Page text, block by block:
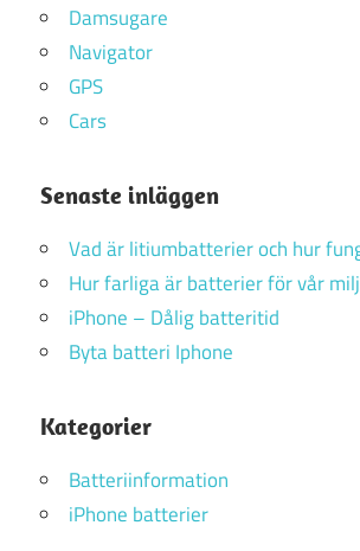
Damsugare
Navigator
GPS
Cars
Senaste inläggen
Vad är litiumbatterier och hur
Hur farliga är batterier för vår
iPhone – Dålig batteritid
Byta batteri Iphone
Kategorier
Batteriinformation
iPhone batterier